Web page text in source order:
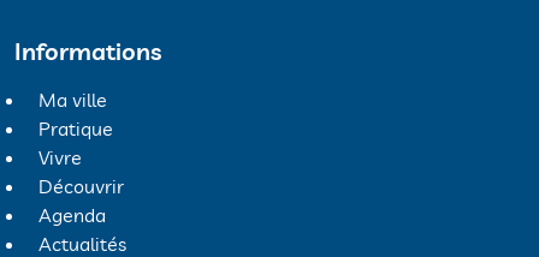
Informations
Ma ville
Pratique
Vivre
Découvrir
Agenda
Actualités